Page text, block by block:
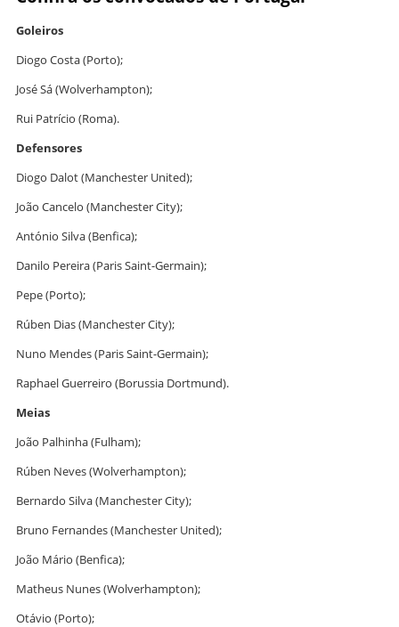
Goleiros
Diogo Costa (Porto);
José Sá (Wolverhampton);
Rui Patrício (Roma).
Defensores
Diogo Dalot (Manchester United);
João Cancelo (Manchester City);
António Silva (Benfica);
Danilo Pereira (Paris Saint-Germain);
Pepe (Porto);
Rúben Dias (Manchester City);
Nuno Mendes (Paris Saint-Germain);
Raphael Guerreiro (Borussia Dortmund).
Meias
João Palhinha (Fulham);
Rúben Neves (Wolverhampton);
Bernardo Silva (Manchester City);
Bruno Fernandes (Manchester United);
João Mário (Benfica);
Matheus Nunes (Wolverhampton);
Otávio (Porto);